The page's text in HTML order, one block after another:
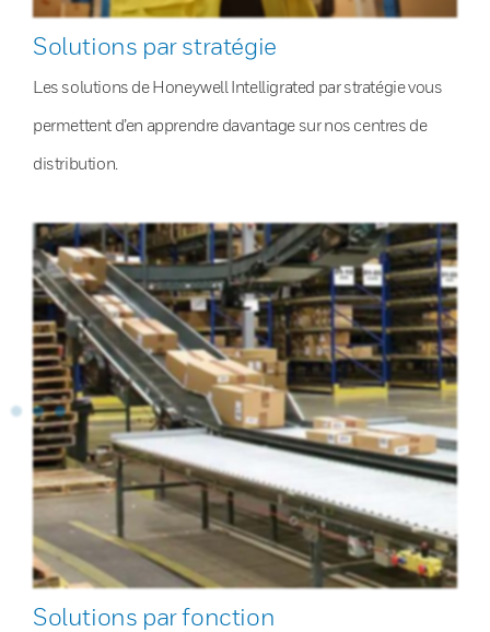
Solutions par stratégie
Les solutions de Honeywell Intelligrated par stratégie vous
permettent d’en apprendre davantage sur nos centres de
distribution.
Solutions par fonction